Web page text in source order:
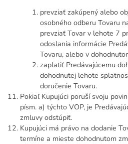
prevziať zakúpený alebo
osobného odberu Tovaru
prevziať Tovar v lehote 7
odoslania informácie
Tovaru, alebo v
zaplatiť Predávajúcemu
dohodnutej lehote
doručenie Tovaru.
Pokiaľ Kupujúci poruší svoju
písm. a) týchto VOP, je
zmluvy odstúpiť.
Kupujúci má právo na dodanie
termíne a mieste dohodnutom